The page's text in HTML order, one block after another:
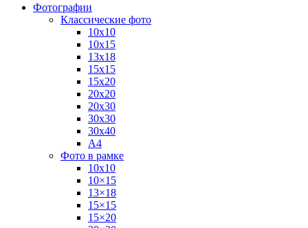
Фотографии
Классические фото
10х10
10х15
13х18
15х15
15х20
20х20
20х30
30х30
30х40
А4
Фото в рамке
10х10
10×15
13×18
15×15
15×20